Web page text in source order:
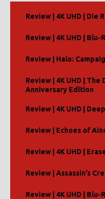
Review | 4K UHD | Die
Review | 4K UHD |
Review | Halo:
Review | 4K UHD | The
Anniversary Edition
Review | 4K UHD |
Review | Echoes of
Review | 4K UHD |
Review | Assassin’s
Review | 4K UHD |